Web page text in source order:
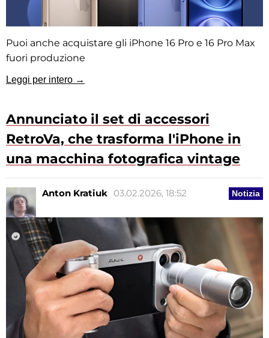
Puoi anche acquistare gli iPhone 16 Pro e 16 Pro Max
fuori produzione
Leggi per intero →
Annunciato il set di accessori
RetroVa, che trasforma l'iPhone in
una macchina fotografica vintage
Notizia
Anton Kratiuk 03.02.2026, 18:52